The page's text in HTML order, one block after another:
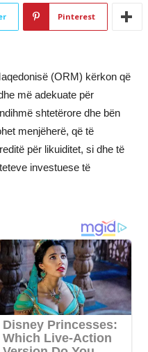
Pinterest
(ORM) kërkon që
më adekuate për
shtetërore dhe bën
menjëherë, që të
për likuiditet, si dhe të
investuese të